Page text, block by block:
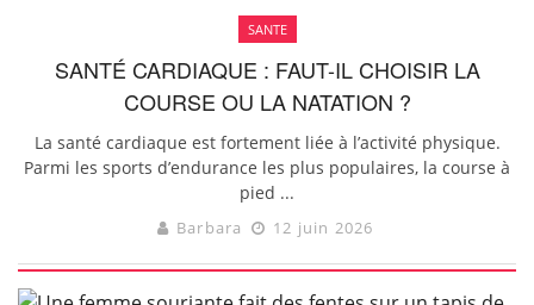
SANTE
SANTÉ CARDIAQUE : FAUT-IL CHOISIR LA
COURSE OU LA NATATION ?
La santé cardiaque est fortement liée à l’activité physique.
Parmi les sports d’endurance les plus populaires, la course à
pied ...
Barbara 12 juin 2026